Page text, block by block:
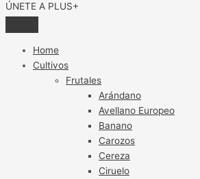
ÚNETE A PLUS+
Home
Cultivos
Frutales
Arándano
Avellano Europeo
Banano
Carozos
Cereza
Ciruelo